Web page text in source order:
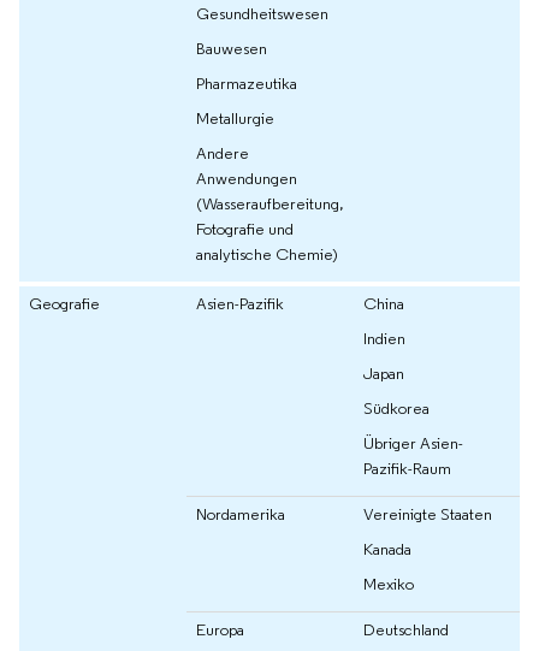
Gesundheitswesen
Bauwesen
Pharmazeutika
Metallurgie
Andere
Anwendungen
(Wasseraufbereitung,
Fotografie und
analytische Chemie)
Geografie Asien-Pazifik
China
Indien
Japan
Südkorea
Übriger Asien-
Pazifik-Raum
Nordamerika
Vereinigte Staaten
Kanada
Mexiko
Europa
Deutschland